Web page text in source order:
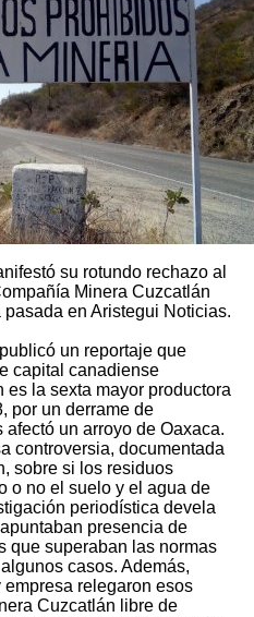
su rotundo rechazo al
Minera Cuzcatlán
en Aristegui Noticias.
un reportaje que
capital canadiense
la sexta mayor productora
por un derrame de
un arroyo de Oaxaca.
controversia, documentada
sobre si los residuos
o no el suelo y el agua de
periodística devela
presencia de
que superaban las normas
casos. Además,
relegaron esos
Cuzcatlán libre de